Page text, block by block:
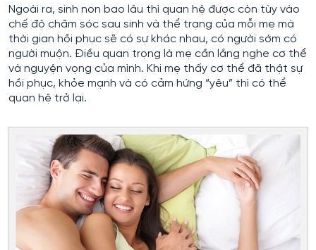
Ngoài ra, sinh non bao lâu thì quan hệ được còn tùy vào
chế độ chăm sóc sau sinh và thể trạng của mỗi mẹ mà
thời gian hồi phục sẽ có sự khác nhau, có người sớm có
người muộn. Điều quan trọng là mẹ cần lắng nghe cơ thể
và nguyện vọng của mình. Khi mẹ thấy cơ thể đã thật sự
hồi phục, khỏe mạnh và có cảm hứng “yêu” thì có thể
quan hệ trở lại.